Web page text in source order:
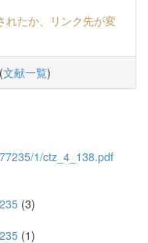
れたか、リンク先が変
(文献一覧)
1/ctz_4_138.pdf
(3)
(1)